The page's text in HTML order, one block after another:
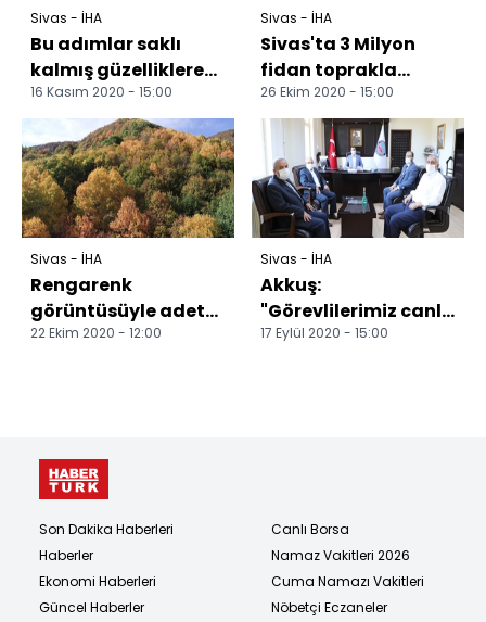
Sivas - İHA
Bu adımlar saklı
kalmış güzelliklere
atılıyor Sivas'ta belli
aralıklarla ya...
16 Kasım 2020 - 15:00
Sivas - İHA
Sivas'ta 3 Milyon
fidan toprakla
buluştu, hedef 4
milyon fidan Sivas
Valisi...
26 Ekim 2020 - 15:00
Sivas - İHA
Rengarenk
görüntüsüyle adeta
büyülüyor Dipsiz Göl
22 Ekim 2020 - 12:00
Sivas - İHA
Akkuş:
"Görevlilerimiz canla
başla çalışıyor"
17 Eylül 2020 - 15:00
Son Dakika Haberleri
Haberler
Ekonomi Haberleri
Güncel Haberler
Canlı Borsa
Namaz Vakitleri 2026
Cuma Namazı Vakitleri
Nöbetçi Eczaneler